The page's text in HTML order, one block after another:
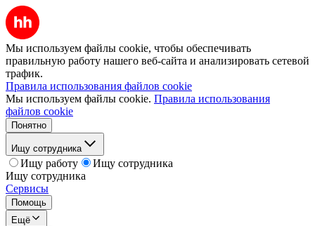
Мы используем файлы cookie, чтобы обеспечивать
правильную работу нашего веб-сайта и анализировать сетевой
трафик.
Правила использования файлов cookie
Мы используем файлы cookie. Правила использования
файлов cookie
Понятно
Ищу сотрудника
Ищу работу
Ищу сотрудника
Ищу сотрудника
Сервисы
Помощь
Ещё